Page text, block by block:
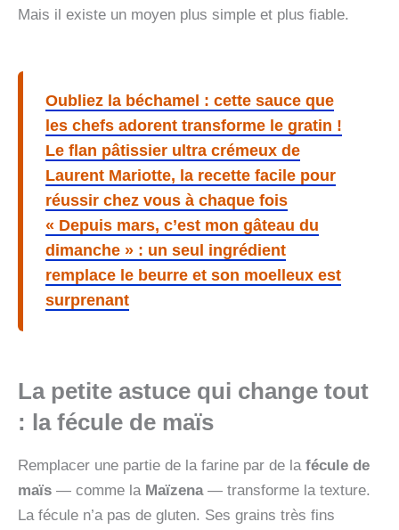
Mais il existe un moyen plus simple et plus fiable.
Oubliez la béchamel : cette sauce que
les chefs adorent transforme le gratin !
Le flan pâtissier ultra crémeux de
Laurent Mariotte, la recette facile pour
réussir chez vous à chaque fois
« Depuis mars, c’est mon gâteau du
dimanche » : un seul ingrédient
remplace le beurre et son moelleux est
surprenant
La petite astuce qui change tout
: la fécule de maïs
Remplacer une partie de la farine par de la fécule de
maïs — comme la Maïzena— transforme la texture.
La fécule n’a pas de gluten. Ses grains très fins